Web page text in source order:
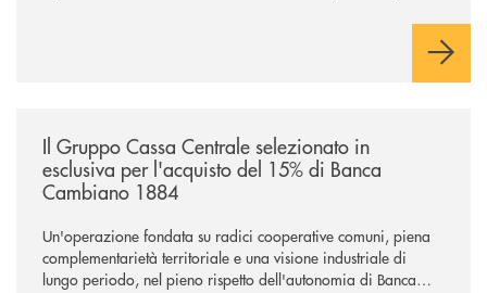
comuni e sulla prossimità ai territori, per ampliare l’offerta e
Il Gruppo Cassa Centrale selezionato in
esclusiva per l'acquisto del 15% di Banca
Cambiano 1884
Un'operazione fondata su radici cooperative comuni, piena
complementarietà territoriale e una visione industriale di
lungo periodo, nel pieno rispetto dell'autonomia di Banca